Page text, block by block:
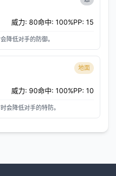
威力: 80命中: 100%PP: 15
降低对手的防御。
地面
威力: 90命中: 100%PP: 10
会降低对手的特防。